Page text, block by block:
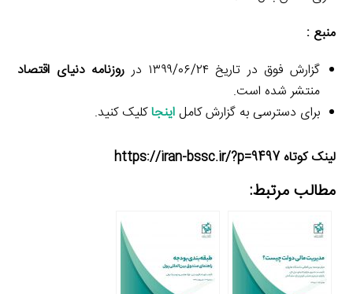
منبع :
گزارش فوق در تاریخ ۱۳۹۹/۰۶/۲۴ در
روزنامه دنیای اقتصاد
منتشر شده است.
برای دسترسی به گزارش کاملاینجا کلیک کنید.
لینک کوتاه https://iran-bssc.ir/?p=9497
مطالب مرتبط: